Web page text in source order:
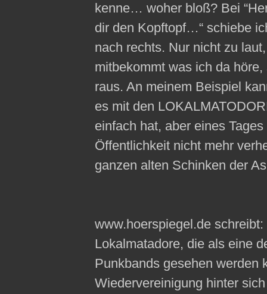
kenne… woher bloß? Bei
dir den Kopftopf…“ schiebe
nach rechts. Nur nicht zu
mitbekommt was ich da
raus. An meinem Beispiel
es mit den
einfach hat, aber eines
Öffentlichkeit nicht mehr
ganzen alten Schinken der
www.hoerspiegel.de
Lokalmatadore, die als eine
Punkbands gesehen werden
Wiedervereinigung hinter